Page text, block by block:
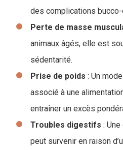
des complications
Perte de masse
animaux âgés, elle est
sédentarité.
Prise de poids : Un
associé à une
entraîner un excès
Troubles digestifs :
peut survenir en raison